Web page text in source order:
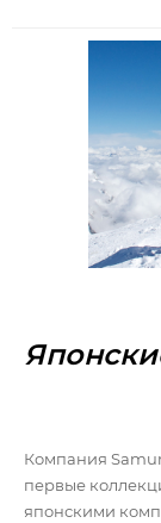
Компания
первые
японскими